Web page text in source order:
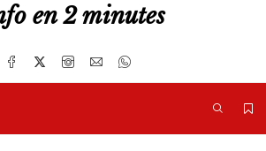
en 2 minutes